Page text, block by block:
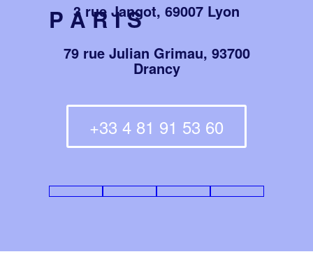
3 rue Jangot, 69007 Lyon
P A R I S
79 rue Julian Grimau, 93700
Drancy
+33 4 81 91 53 60